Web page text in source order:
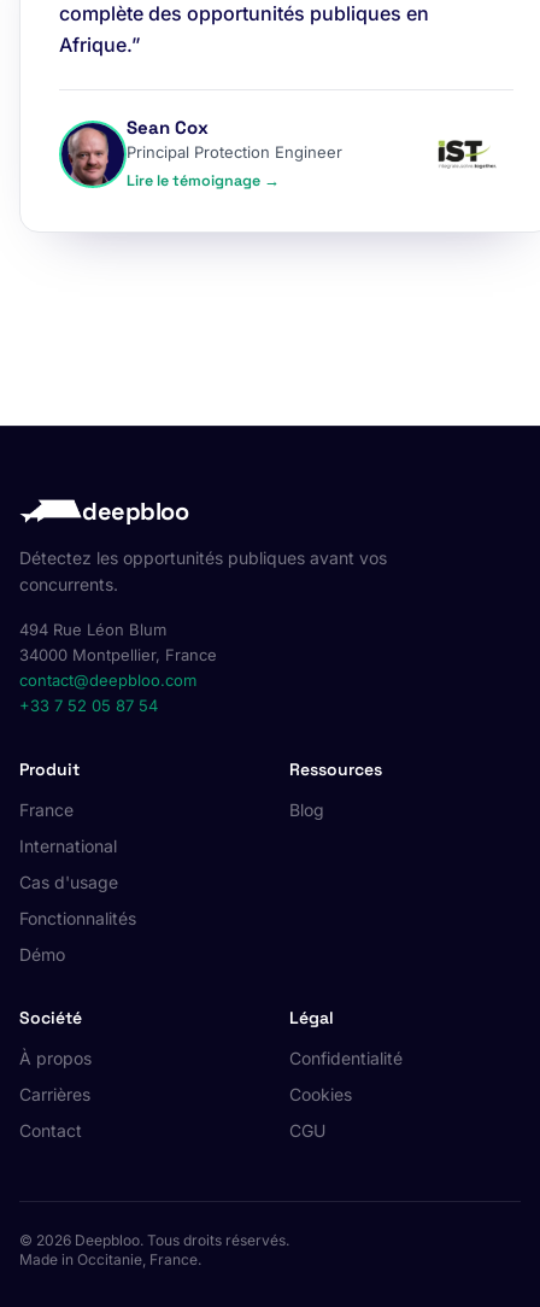
complète des opportunités publiques en
Afrique.”
Sean Cox
Principal Protection Engineer
Lire le témoignage →
deepbloo
Détectez les opportunités publiques avant vos
concurrents.
494 Rue Léon Blum
34000 Montpellier, France
contact@deepbloo.com
+33 7 52 05 87 54
Produit
France
International
Cas d'usage
Fonctionnalités
Démo
Ressources
Blog
Société
À propos
Carrières
Contact
Légal
Confidentialité
Cookies
CGU
© 2026 Deepbloo. Tous droits réservés.
Made in Occitanie, France.